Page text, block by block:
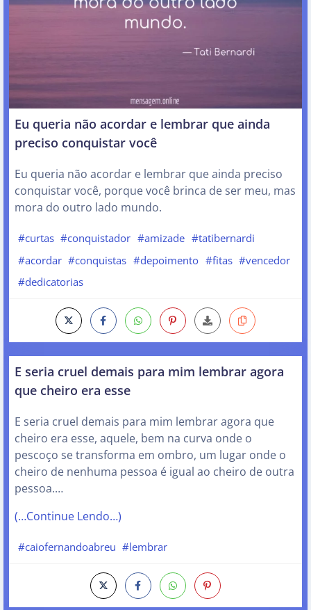
Eu queria não acordar e lembrar que ainda
preciso conquistar você
Eu queria não acordar e lembrar que ainda preciso
conquistar você, porque você brinca de ser meu, mas
mora do outro lado mundo.
#curtas #conquistador #amizade #tatibernardi
#acordar #conquistas #depoimento #fitas #vencedor
#dedicatorias
E seria cruel demais para mim lembrar agora
que cheiro era esse
E seria cruel demais para mim lembrar agora que
cheiro era esse, aquele, bem na curva onde o
pescoço se transforma em ombro, um lugar onde o
cheiro de nenhuma pessoa é igual ao cheiro de outra
pessoa.…
(…Continue Lendo…)
#caiofernandoabreu #lembrar